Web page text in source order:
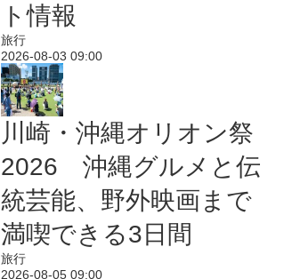
ト情報
旅行
2026-08-03 09:00
川崎・沖縄オリオン祭
2026 沖縄グルメと伝
統芸能、野外映画まで
満喫できる3日間
旅行
2026-08-05 09:00